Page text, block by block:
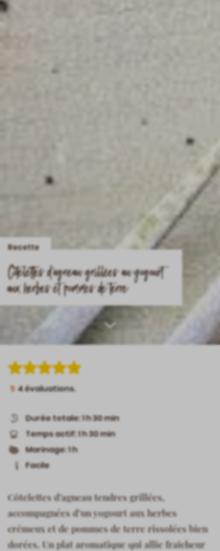
Recette
Côtelettes d’agneau grillées au yogourt
aux herbes et pommes de terre
5 4évaluations.
Durée totale: 1 h 30 min
Temps actif: 1 h 30 min
Marinage: 1 h
Facile
Côtelettes d’agneau tendres grillées,
accompagnées d’un yogourt aux herbes
crémeux et de pommes de terre rissolées bien
dorées. Un plat aromatique qui allie fraîcheur